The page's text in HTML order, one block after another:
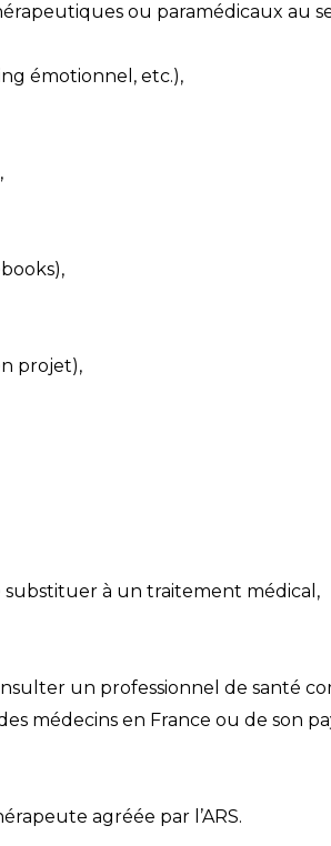
ou paramédicaux au
émotionnel, etc.),
projet),
substituer à un traitement médical,
un professionnel de santé
médecins en France ou de son
agréée par l’ARS.